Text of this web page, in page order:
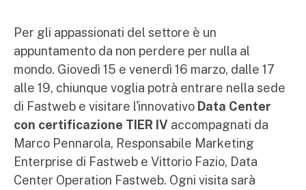
Per gli appassionati del settore è un
appuntamento da non perdere per nulla al
mondo. Giovedì 15 e venerdì 16 marzo, dalle 17
alle 19, chiunque voglia potrà entrare nella sede
di Fastweb e visitare l'innovativo Data Center
con certificazione TIER IV accompagnati da
Marco Pennarola, Responsabile Marketing
Enterprise di Fastweb e Vittorio Fazio, Data
Center Operation Fastweb. Ogni visita sarà